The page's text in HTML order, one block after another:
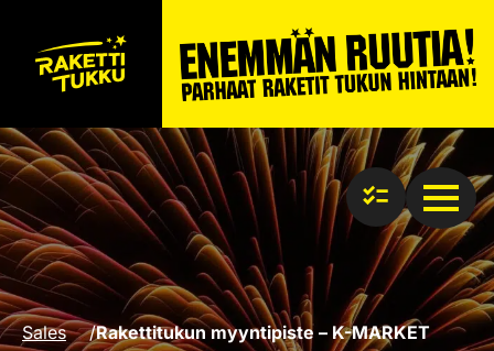
Sales
/Rakettitukun myyntipiste – K-MARKET